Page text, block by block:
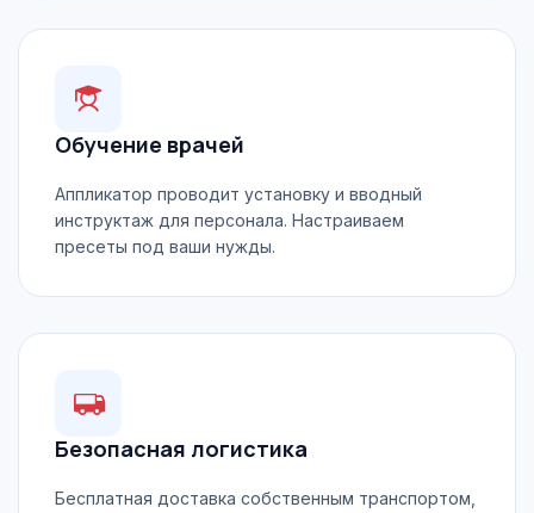
Обучение врачей
Аппликатор проводит установку и вводный
инструктаж для персонала. Настраиваем
пресеты под ваши нужды.
Безопасная логистика
Бесплатная доставка собственным транспортом,